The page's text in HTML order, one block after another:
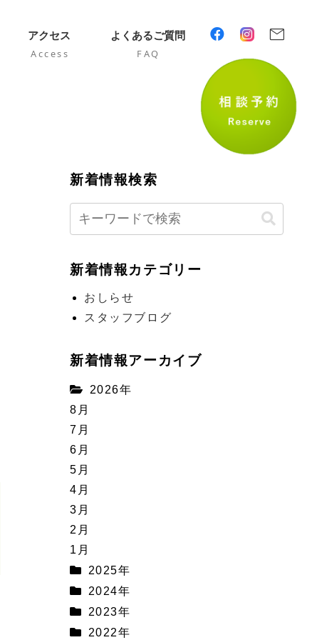
アクセス
Access
よくあるご質問
FAQ
mail
新着情報検索
新着情報カテゴリー
おしらせ
スタッフブログ
新着情報アーカイブ
2026年
8月
7月
6月
5月
4月
3月
2月
1月
2025年
2024年
2023年
2022年